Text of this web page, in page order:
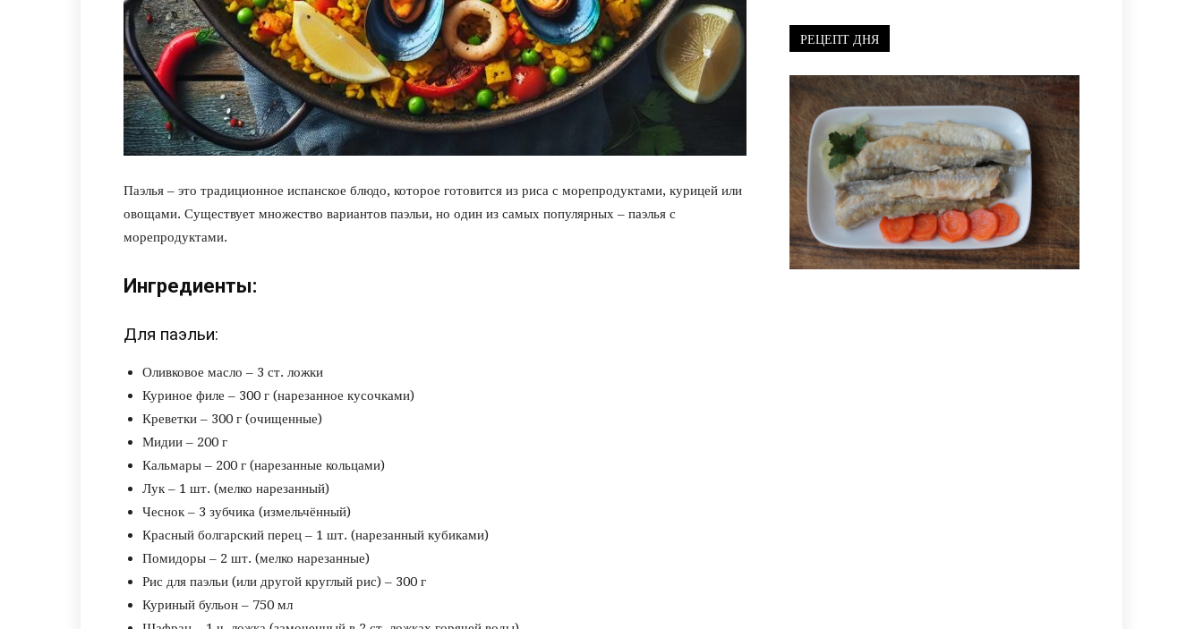
Паэлья – это традиционное испанское блюдо, которое готовится из риса с морепродуктами, курицей или
овощами. Существует множество вариантов паэльи, но один из самых популярных – паэлья с
морепродуктами.
Ингредиенты:
Для паэльи:
Оливковое масло – 3 ст. ложки
Куриное филе – 300 г (нарезанное кусочками)
Креветки – 300 г (очищенные)
Мидии – 200 г
Кальмары – 200 г (нарезанные кольцами)
Лук – 1 шт. (мелко нарезанный)
Чеснок – 3 зубчика (измельчённый)
Красный болгарский перец – 1 шт. (нарезанный кубиками)
Помидоры – 2 шт. (мелко нарезанные)
Рис для паэльи (или другой круглый рис) – 300 г
Куриный бульон – 750 мл
РЕЦЕПТ ДНЯ